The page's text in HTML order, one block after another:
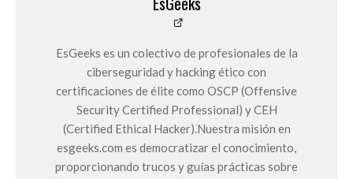
EsGeeks es un colectivo de profesionales de la
ciberseguridad y hacking ético con
certificaciones de élite como OSCP (Offensive
Security Certified Professional) y CEH
(Certified Ethical Hacker).Nuestra misión en
esgeeks.com es democratizar el conocimiento,
proporcionando trucos y guías prácticas sobre